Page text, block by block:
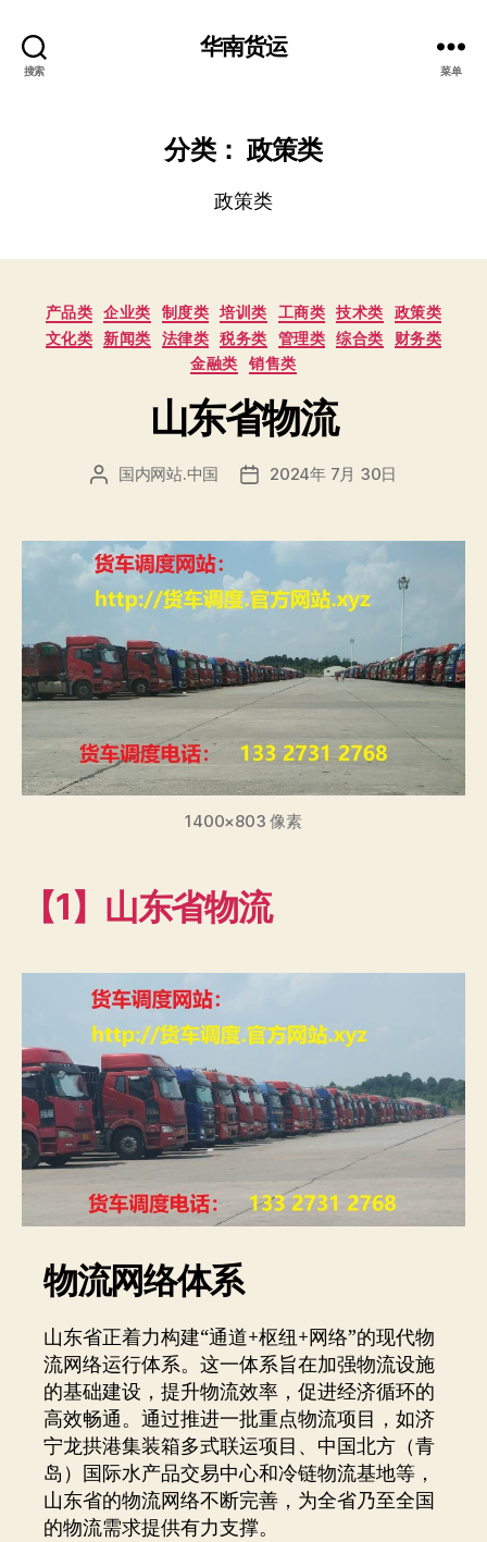
搜索
华南货运
菜单
分类： 政策类
政策类
分
类
产品类 企业类 制度类 培训类 工商类 技术类
政策类
文化类
新闻类 法律类 税务类 管理类 综合类
财务类
金融类
销售类
山东省物流
文
者
国内网站.中国
发
期
2024年 7月 30日
1400×803 像素
【1】山东省物流
物流网络体系
山东省正着力构建“通道+枢纽+网络”的现代物
流网络运行体系。这一体系旨在加强物流设施
的基础建设，提升物流效率，促进经济循环的
高效畅通。通过推进一批重点物流项目，如济
宁龙拱港集装箱多式联运项目、中国北方（青
岛）国际水产品交易中心和冷链物流基地等，
山东省的物流网络不断完善，为全省乃至全国
的物流需求提供有力支撑。